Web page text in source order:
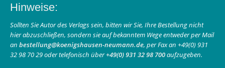
opens
in
new
window
opens
in
new
window
page
opens
in
new
window
Hinweise:
Sollten Sie Autor des Verlags sein, bitten wir Sie, Ihre Bestellung nicht
hier abzuschließen, sondern sie auf bekanntem Wege entweder per Mail
an bestellung@koenigshausen-neumann.de, per Fax an +49(0) 931
32 98 70 29 oder telefonisch über+49(0) 931 32 98 700aufzugeben.